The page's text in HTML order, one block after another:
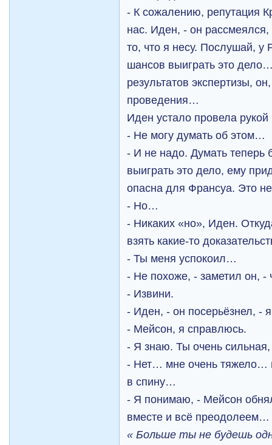
- К сожалению, репутация
нас. Иден, - он
то, что я несу. Послушай, у
шансов выиграть это
результатов экспертизы,
проведения…
Иден устало провела рукой
- Не могу думать об этом…
- И не надо. Думать теперь
выиграть это дело, ему
опасна для Франсуа. Это не
- Но…
- Никаких «но», Иден.
взять какие-то
- Ты меня успокоил…
- Не похоже, - заметил он, -
- Извини.
- Иден, - он посерьёзнел, -
- Мейсон, я справлюсь.
- Я знаю. Ты очень
- Нет… мне очень тяжело…
в спину…
- Я понимаю, - Мейсон
вместе и всё преодолеем…
« Больше ты не будешь